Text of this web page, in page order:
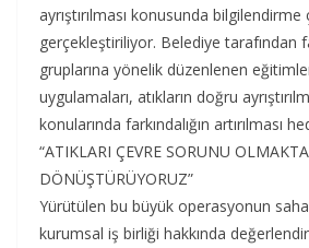
ayrıştırılması konusunda bilgilendirme
gerçekleştiriliyor. Belediye tarafından
gruplarına yönelik düzenlenen
uygulamaları, atıkların doğru
konularında farkındalığın artırılması
“ATIKLARI ÇEVRE SORUNU
DÖNÜŞTÜRÜYORUZ”
Yürütülen bu büyük operasyonun
kurumsal iş birliği hakkında